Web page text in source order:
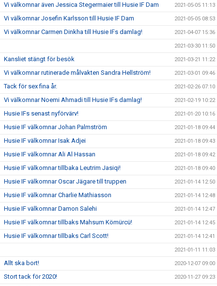
Vi välkomnar även Jessica Stegermaier till Husie IF Dam 2021-05-05 11:13
Vi välkomnar Josefin Karlsson till Husie IF Dam 2021-05-05 08:53
Vi välkomnar Carmen Dinkha till Husie IFs damlag! 2021-04-07 15:36
2021-03-30 11:50
Kansliet stängt för besök 2021-03-21 11:22
Vi välkomnar rutinerade målvakten Sandra Hellström! 2021-03-01 09:46
Tack för sex fina år. 2021-02-26 07:10
Vi välkomnar Noemi Ahmadi till Husie IFs damlag! 2021-02-19 10:22
Husie IFs senast nyförvärv! 2021-01-20 10:16
Husie IF välkomnar Johan Palmström 2021-01-18 09:44
Husie IF välkomnar Isak Adjei 2021-01-18 09:43
Husie IF välkomnar Ali Al Hassan 2021-01-18 09:42
Husie IF välkomnar tillbaka Leutrim Jasiqi! 2021-01-18 09:40
Husie IF välkomnar Oscar Jägare till truppen 2021-01-14 12:50
Husie IF välkomnar Charlie Mathiasson 2021-01-14 12:48
Husie IF välkomnar Damon Salehi 2021-01-14 12:47
Husie IF välkomnar tillbaks Mahsum Kömürcü! 2021-01-14 12:45
Husie IF välkomnar tillbaks Carl Scott! 2021-01-14 12:41
2021-01-11 11:03
Allt ska bort! 2020-12-07 09:00
Stort tack för 2020! 2020-11-27 09:23